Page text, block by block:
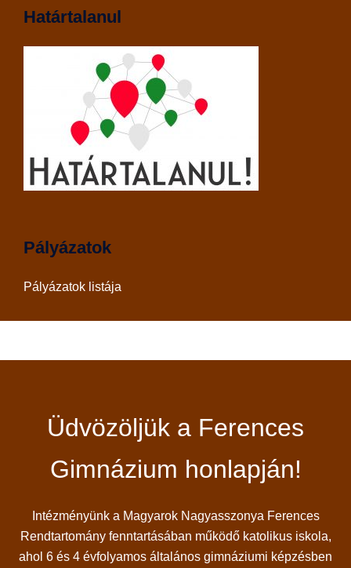
Határtalanul
Pályázatok
Pályázatok listája
Üdvözöljük a Ferences
Gimnázium honlapján!
Intézményünk a Magyarok Nagyasszonya Ferences
Rendtartomány fenntartásában működő katolikus iskola,
ahol 6 és 4 évfolyamos általános gimnáziumi képzésben